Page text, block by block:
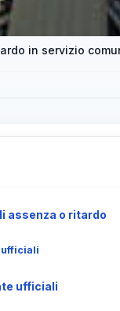
assenza o ritardo
ufficiali
ufficiali